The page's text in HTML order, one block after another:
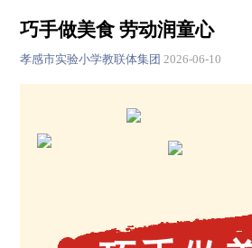
巧手做美食 劳动润童心
孝感市实验小学教联体集团 2026-06-10